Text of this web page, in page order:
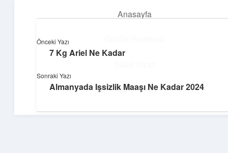
Anasayfa
Hakkımızda
Pratik Çözüm Rehberi
Hayatını kolaylaştıran zekice fikirler!
Önceki Yazı
7 Kg Ariel Ne Kadar
Sonraki Yazı
Almanyada Işsizlik Maaşı Ne Kadar 2024